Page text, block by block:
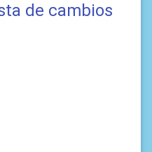
de cambios